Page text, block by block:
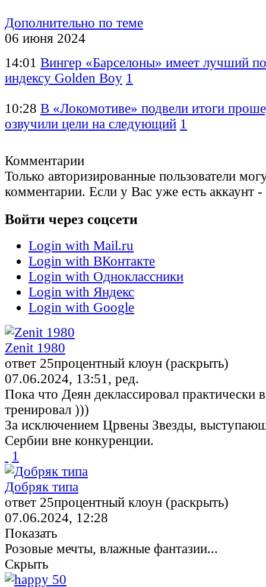
Дополнительно по теме
06 июня 2024
14:01 Вингер «Барселоны» имеет лучший
индексу Golden Boy 1
10:28 В «Локомотиве» подвели итоги
озвучили цели на следующий 1
Комментарии
Только авторизированные пользователи
комментарии. Если у Вас уже есть аккаунт -
Войти через соцсети
Login with Mail.ru
Login with ВКонтакте
Login with Одноклассники
Login with Яндекс
Login with Google
Zenit 1980
ответ 25процентный клоун (раскрыть)
07.06.2024, 13:51, ред.
Пока что Деян деклассировал практически
тренировал )))
За исключением Црвены Звезды,
Сербии вне конкуренции.
1
Добряк типа
ответ 25процентный клоун (раскрыть)
07.06.2024, 12:28
Показать
Розовые мечты, влажные фантазии...
Скрыть